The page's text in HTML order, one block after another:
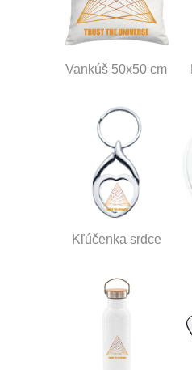
Vankúš 50x50 cm
Kľúčenka srdce